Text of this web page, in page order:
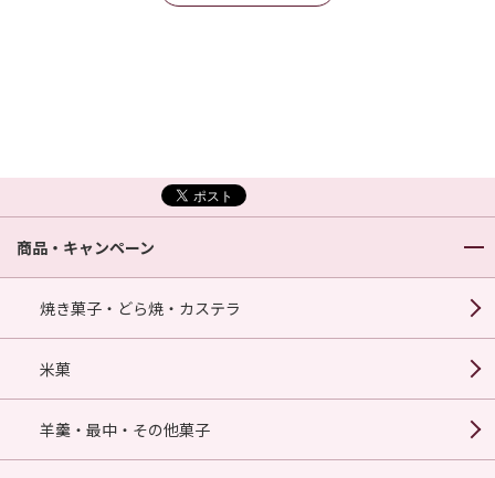
商品・キャンペーン
焼き菓子・どら焼・カステラ
米菓
羊羹・最中・その他菓子